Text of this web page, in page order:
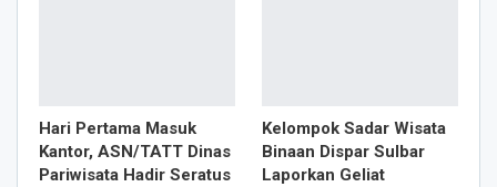
Hari Pertama Masuk
Kantor, ASN/TATT Dinas
Pariwisata Hadir Seratus
Kelompok Sadar Wisata
Binaan Dispar Sulbar
Laporkan Geliat